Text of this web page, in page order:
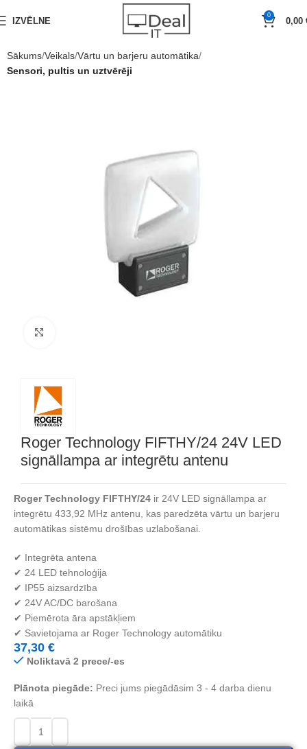
IZVĒLNE
0
0,00
Sākums Veikals Vārtu un barjeru automātika
Sensori, pultis un uztvērēji
Roger Technology FIFTHY/24 24V LED
signāllampa ar integrētu antenu
Roger Technology FIFTHY/24 ir 24V LED signāllampa ar
integrētu 433,92 MHz antenu, kas paredzēta vārtu un barjeru
automātikas sistēmu drošības uzlabošanai.
✔ Integrēta antena
✔ 24 LED tehnoloģija
✔ IP55 aizsardzība
✔ 24V AC/DC barošana
✔ Piemērota āra apstākļiem
✔ Savietojama ar Roger Technology automātiku
37,30 €
Noliktavā 2 prece/-es
Plānota piegāde: Preci jums piegādāsim 3 - 4 darba dienu
laikā